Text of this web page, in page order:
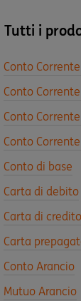
[it-IT] Chi
Chi siamo
Tutti i
Conto
Conto
Conto
Conto
Conto di base
Carta di debito
Carta di credito
Carta
Conto Arancio
Mutuo Arancio